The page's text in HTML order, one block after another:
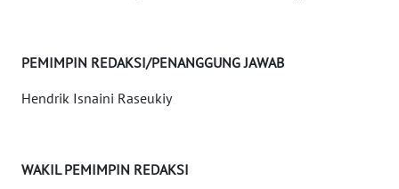
PEMIMPIN REDAKSI/PENANGGUNG JAWAB
Hendrik Isnaini Raseukiy
WAKIL PEMIMPIN REDAKSI
BANTEN
NTT